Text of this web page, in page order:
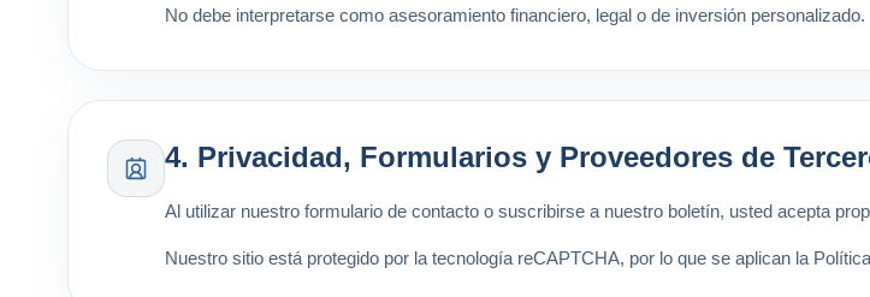
No debe interpretarse como asesoramiento financiero, legal o de inversión personalizado.
4. Privacidad, Formularios y Proveedores de
Al utilizar nuestro formulario de contacto o suscribirse a nuestro boletín, usted acepta
Nuestro sitio está protegido por la tecnología reCAPTCHA, por lo que se aplican la